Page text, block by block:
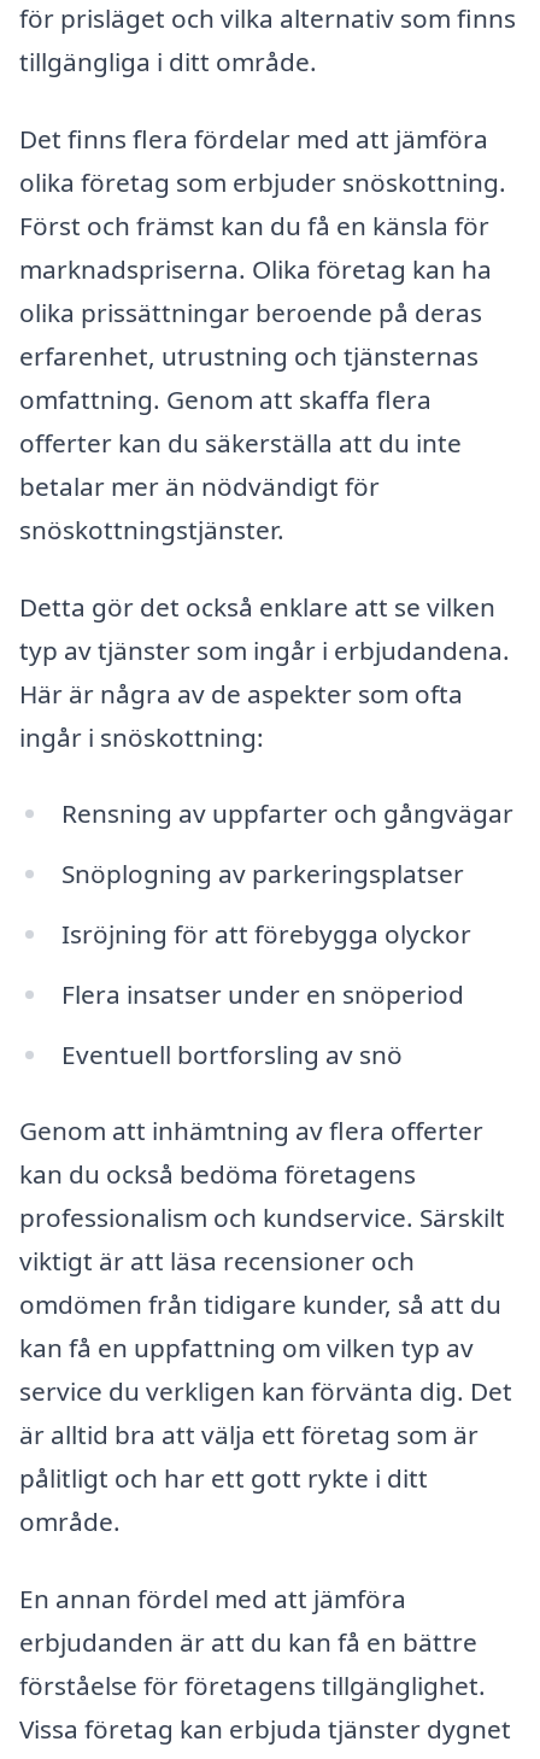
för prisläget och vilka alternativ som finns
tillgängliga i ditt område.
Det finns flera fördelar med att jämföra
olika företag som erbjuder snöskottning.
Först och främst kan du få en känsla för
marknadspriserna. Olika företag kan ha
olika prissättningar beroende på deras
erfarenhet, utrustning och tjänsternas
omfattning. Genom att skaffa flera
offerter kan du säkerställa att du inte
betalar mer än nödvändigt för
snöskottningstjänster.
Detta gör det också enklare att se vilken
typ av tjänster som ingår i erbjudandena.
Här är några av de aspekter som ofta
ingår i snöskottning:
Rensning av uppfarter och gångvägar
Snöplogning av parkeringsplatser
Isröjning för att förebygga olyckor
Flera insatser under en snöperiod
Eventuell bortforsling av snö
Genom att inhämtning av flera offerter
kan du också bedöma företagens
professionalism och kundservice. Särskilt
viktigt är att läsa recensioner och
omdömen från tidigare kunder, så att du
kan få en uppfattning om vilken typ av
service du verkligen kan förvänta dig. Det
är alltid bra att välja ett företag som är
pålitligt och har ett gott rykte i ditt
område.
En annan fördel med att jämföra
erbjudanden är att du kan få en bättre
förståelse för företagens tillgänglighet.
Vissa företag kan erbjuda tjänster dygnet